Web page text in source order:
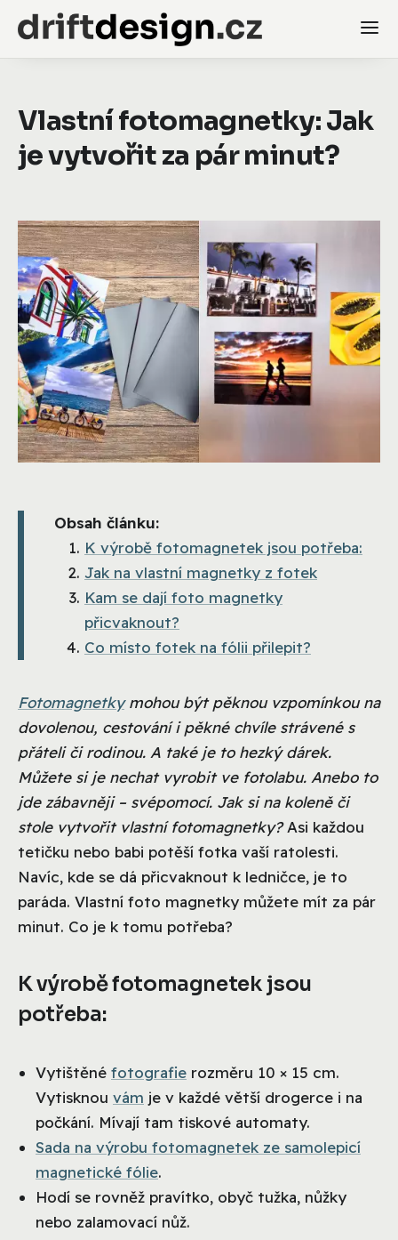
Vlastní fotomagnetky: Jak
je vytvořit za pár minut?
Obsah článku:
K výrobě fotomagnetek jsou potřeba:
Jak na vlastní magnetky z fotek
Kam se dají foto magnetky
přicvaknout?
Co místo fotek na fólii přilepit?
Fotomagnetkymohou být pěknou vzpomínkou na
dovolenou, cestování i pěkné chvíle strávené s
přáteli či rodinou. A také je to hezký dárek.
Můžete si je nechat vyrobit ve fotolabu. Anebo to
jde zábavněji – svépomocí. Jak si na koleně či
stole vytvořit vlastní fotomagnetky?Asi každou
tetičku nebo babi potěší fotka vaší ratolesti.
Navíc, kde se dá přicvaknout k ledničce, je to
paráda. Vlastní foto magnetky můžete mít za pár
minut. Co je k tomu potřeba?
K výrobě fotomagnetek jsou
potřeba:
Vytištěné fotografie rozměru 10 × 15 cm.
Vytisknou vám je v každé větší drogerce i na
počkání. Mívají tam tiskové automaty.
Sada na výrobu fotomagnetek ze samolepicí
magnetické fólie.
Hodí se rovněž pravítko, obyč tužka, nůžky
nebo zalamovací nůž.